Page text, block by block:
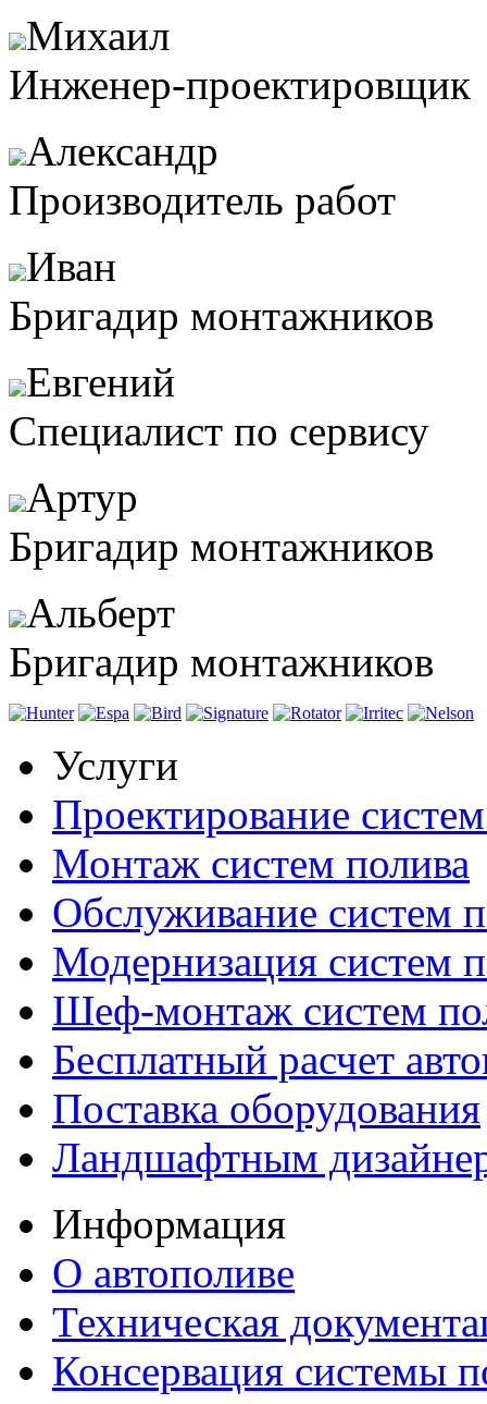
Михаил
Инженер-проектировщик
Александр
Производитель работ
Иван
Бригадир монтажников
Евгений
Специалист по сервису
Артур
Бригадир монтажников
Альберт
Бригадир монтажников
Услуги
Проектирование
Монтаж систем полива
Обслуживание систем
Модернизация систем
Шеф-монтаж систем
Бесплатный расчет
Поставка оборудования
Ландшафтным
Информация
О автополиве
Техническая
Консервация системы